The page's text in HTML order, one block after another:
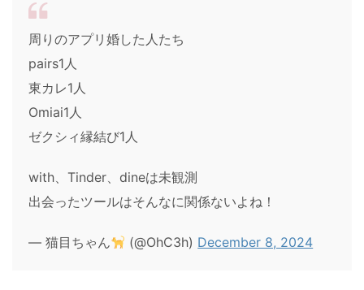
周りのアプリ婚した人たち
pairs1人
東カレ1人
Omiai1人
ゼクシィ縁結び1人
with、Tinder、dineは未観測
出会ったツールはそんなに関係ないよね！
— 猫目ちゃん (@OhC3h) December 8, 2024